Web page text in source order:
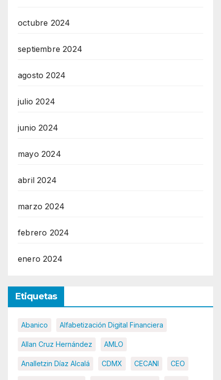
octubre 2024
septiembre 2024
agosto 2024
julio 2024
junio 2024
mayo 2024
abril 2024
marzo 2024
febrero 2024
enero 2024
Etiquetas
Abanico Alfabetización Digital Financiera
Allan Cruz Hernández AMLO
Analletzin Díaz Alcalá CDMX CECANI CEO